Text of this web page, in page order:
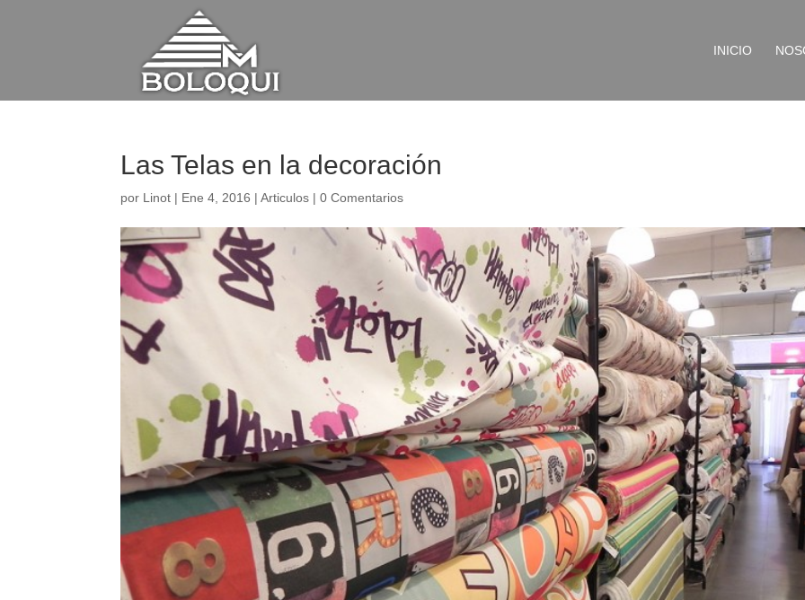
INICIO
Las Telas en la decoración
por Linot | Ene 4, 2016 |Articulos |0 Comentarios